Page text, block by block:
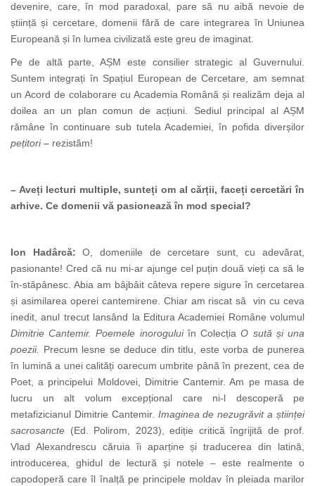
devenire, care, în mod paradoxal, pare să nu aibă nevoie de
știință și cercetare, domenii fără de care integrarea în Uniunea
Europeană și în lumea civilizată este greu de imaginat.
Pe de altă parte, AȘM este consilier strategic al Guvernului.
Suntem integrați în Spațiul European de Cercetare, am semnat
un Acord de colaborare cu Academia Română și realizăm deja al
doilea an un plan comun de acțiuni. Sediul principal al AȘM
rămâne în continuare sub tutela Academiei, în pofida diverșilor
pețitori– rezistăm!
– Aveți lecturi multiple, sunteți om al cărții, faceți cercetări în
arhive. Ce domenii vă pasionează în mod special?
Ion Hadârcă: O, domeniile de cercetare sunt, cu adevărat,
pasionante! Cred că nu mi-ar ajunge cel puțin două vieți ca să le
în-stăpânesc. Abia am bâjbâit câteva repere sigure în cercetarea
și asimilarea operei cantemirene. Chiar am riscat să vin cu ceva
inedit, anul trecut lansând la Editura Academiei Române volumul
Dimitrie Cantemir. Poemele inoroguluiîn ColecțiaO sută și una
poezii.
Precum lesne se deduce din titlu, este vorba de punerea
în lumină a unei calități oarecum umbrite până în prezent, cea de
Poet, a principelui Moldovei, Dimitrie Cantemir. Am pe masa de
lucru un alt volum excepțional care ni-l descoperă pe
metafizicianul Dimitrie Cantemir. Imaginea de nezugrăvit a științei
sacrosancte (Ed. Polirom, 2023), ediție critică îngrijită de prof.
Vlad Alexandrescu căruia îi aparține și traducerea din latină,
introducerea, ghidul de lectură și notele – este realmente o
capodoperă care îl înalță pe principele moldav în pleiada marilor